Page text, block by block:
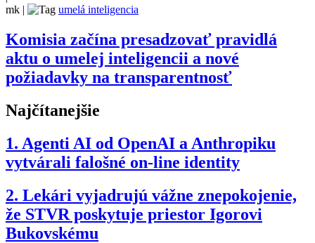
mk | umelá inteligencia
Komisia začína presadzovať pravidlá
aktu o umelej inteligencii a nové
požiadavky na transparentnosť
Najčítanejšie
1. Agenti AI od OpenAI a Anthropiku
vytvárali falošné on-line identity
2. Lekári vyjadrujú vážne znepokojenie,
že STVR poskytuje priestor Igorovi
Bukovskému